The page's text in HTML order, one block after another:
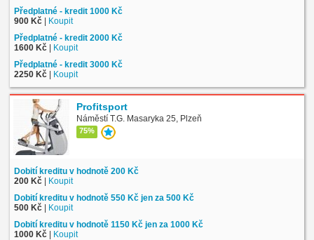
Předplatné - kredit 1000 Kč
900 Kč | Koupit
Předplatné - kredit 2000 Kč
1600 Kč | Koupit
Předplatné - kredit 3000 Kč
2250 Kč | Koupit
Profitsport
Náměstí T.G. Masaryka 25, Plzeň
75%
Dobití kreditu v hodnotě 200 Kč
200 Kč | Koupit
Dobití kreditu v hodnotě 550 Kč jen za 500 Kč
500 Kč | Koupit
Dobití kreditu v hodnotě 1150 Kč jen za 1000 Kč
1000 Kč | Koupit